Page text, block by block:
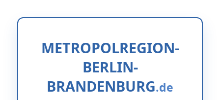
METROPOLREGION-
BERLIN-
BRANDENBURG